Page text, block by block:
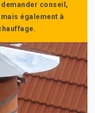
demander conseil,
également à